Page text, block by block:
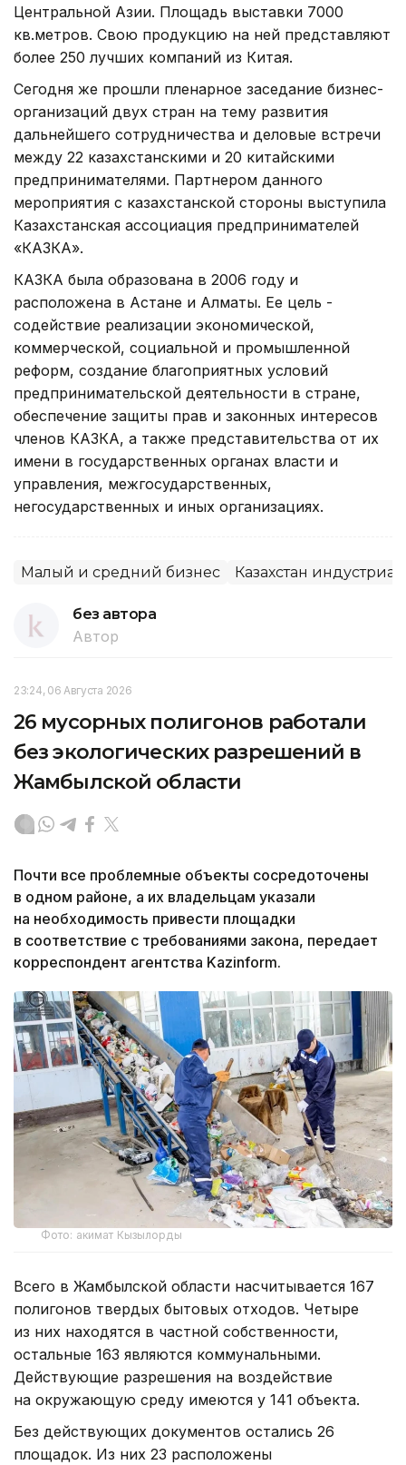
Центральной Азии. Площадь выставки 7000
кв.метров. Свою продукцию на ней представляют
более 250 лучших компаний из Китая.
Сегодня же прошли пленарное заседание бизнес-
организаций двух стран на тему развития
дальнейшего сотрудничества и деловые встречи
между 22 казахстанскими и 20 китайскими
предпринимателями. Партнером данного
мероприятия с казахстанской стороны выступила
Казахстанская ассоциация предпринимателей
«КАЗКА».
КАЗКА была образована в 2006 году и
расположена в Астане и Алматы. Ее цель -
содействие реализации экономической,
коммерческой, социальной и промышленной
реформ, создание благоприятных условий
предпринимательской деятельности в стране,
обеспечение защиты прав и законных интересов
членов КАЗКА, а также представительства от их
имени в государственных органах власти и
управления, межгосударственных,
негосударственных и иных организациях.
Малый и средний бизнес Казахстан
без автора
Автор
23:24, 06 Августа 2026
26 мусорных полигонов работали
без экологических разрешений в
Жамбылской области
Почти все проблемные объекты сосредоточены
в одном районе, а их владельцам указали
на необходимость привести площадки
в соответствие с требованиями закона, передает
корреспондент агентства Kazinform.
Фото: акимат Кызылорды
Всего в Жамбылской области насчитывается 167
полигонов твердых бытовых отходов. Четыре
из них находятся в частной собственности,
остальные 163 являются коммунальными.
Действующие разрешения на воздействие
на окружающую среду имеются у 141 объекта.
Без действующих документов остались 26
площадок. Из них 23 расположены